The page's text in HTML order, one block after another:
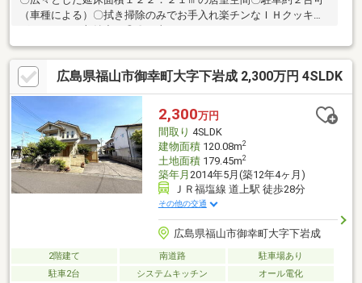
（車種による）〇拭き掃除のみでお手入れ楽チンなＩＨクッキン
部屋なので自然と家族が集まる空間に♪〇浴室は２０２１年２月に
リフォーム済！〇庭付きなのでガーデニングなど趣味の幅も広が
ります♪ 広島県福山市御幸町大字下岩成 2,300万円 4SLDK
2,300万円
間取り 4SLDK
建物面積120.08m2
土地面積179.45m2
築年月 2014年5月(築12年4ヶ月)
ＪＲ福塩線 道上駅 徒歩28分
その他の交通
広島県福山市御幸町大字下岩成
2階建て 南道路
駐車場あり
駐車2台
システムキッチン オール電化